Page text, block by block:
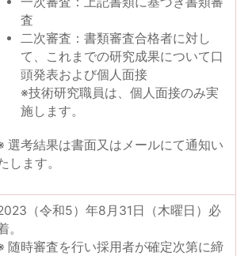
査
二次審査：書類審査合格者に対し
て、これまでの研究成果について口
頭発表および個人面接
※技術研究職員は、個人面接のみ実
施します。
選考結果は書面又はメールにて通知い
します。
（令和5）年8月31日（木曜日）必
。
随時審査を行い採用者が確定次第に締